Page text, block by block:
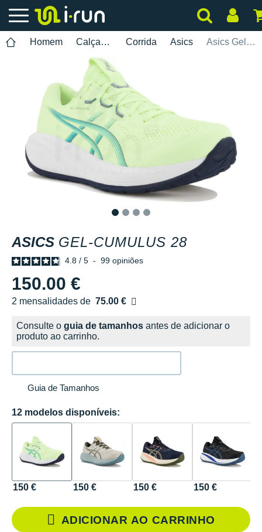
Homem Calçados Corrida Asics Asics Gel-Cumulus 28
ASICS GEL-CUMULUS 28
4.8 / 5 - 99 opiniões
150.00 €
2 mensalidades de 75.00 €
sem custos
Consulte o guia de tamanhos antes de adicionar o
produto ao carrinho.
Guia de Tamanhos
12 modelos disponíveis:
150 € 150 € 150 € 150 €
ADICIONAR AO CARRINHO